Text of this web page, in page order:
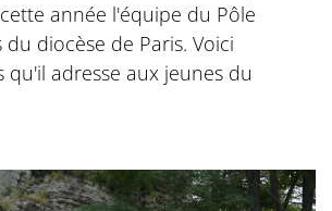
cette année l'équipe du Pôle
du diocèse de Paris. Voici
qu'il adresse aux jeunes du